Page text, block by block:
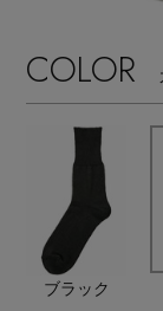
【雨の日】
【限定】
【ペプラム
『ELLE』
ワンピース
パンツ
スカート
スニーカー
フラットシ
すべてのバ
カゴバッグ
ショルダー
トートバッグ
すべてのフ
ストール・
帽子・イヤ
ヘアアクセ
アクセサリー
すべてのア
ピアス・イ
ネックレス
ランジェリー
すべてのラ
ランジェリ
スポーツ
すべてのス
COLOR
ブラック